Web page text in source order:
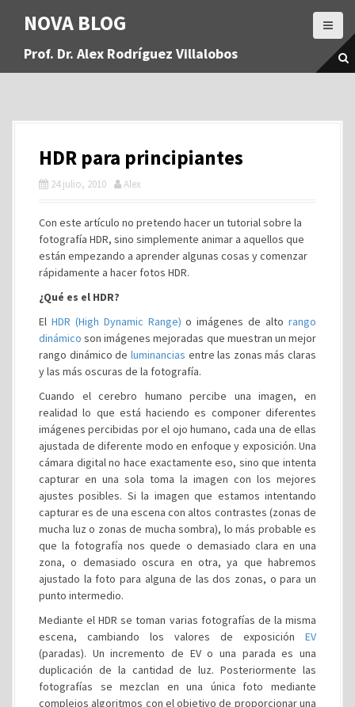
a
NOVA BLOG
Prof. Dr. Alex Rodríguez Villalobos
HDR para principiantes
24 julio, 2010 Alex
Con este artículo no pretendo hacer un tutorial sobre la
fotografía HDR, sino simplemente animar a aquellos que
están empezando a aprender algunas cosas y comenzar
rápidamente a hacer fotos HDR.
¿Qué es el HDR?
El HDR (High Dynamic Range) o imágenes de altorango
dinámico son imágenes mejoradas que muestran un mejor
rango dinámico de luminancias entre las zonas más claras
y las más oscuras de la fotografía.
Cuando el cerebro humano percibe una imagen, en
realidad lo que está haciendo es componer diferentes
imágenes percibidas por el ojo humano, cada una de ellas
ajustada de diferente modo en enfoque y exposición. Una
cámara digital no hace exactamente eso, sino que intenta
capturar en una sola toma la imagen con los mejores
ajustes posibles. Si la imagen que estamos intentando
capturar es de una escena con altos contrastes (zonas de
mucha luz o zonas de mucha sombra), lo más probable es
que la fotografía nos quede o demasiado clara en una
zona, o demasiado oscura en otra, ya que habremos
ajustado la foto para alguna de las dos zonas, o para un
punto intermedio.
Mediante el HDR se toman varias fotografías de la misma
escena, cambiando los valores de exposición EV
(paradas). Un incremento de EV o una parada es una
duplicación de la cantidad de luz. Posteriormente las
fotografías se mezclan en una única foto mediante
complejos algoritmos con el objetivo de proporcionar una